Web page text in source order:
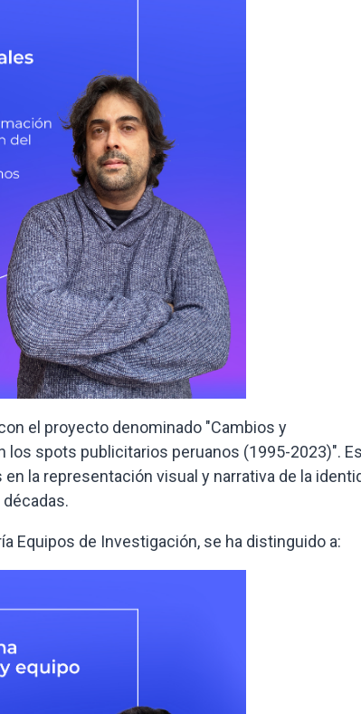
el proyecto denominado "Cambios y
spots publicitarios peruanos (1995-2023)".
la representación visual y narrativa de la
Equipos de Investigación, se ha distinguido a: